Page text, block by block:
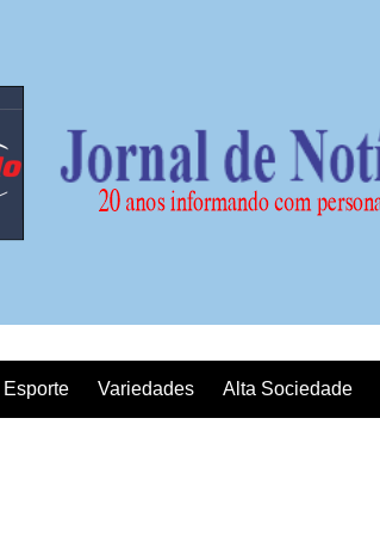
Esporte Variedades Alta Sociedade